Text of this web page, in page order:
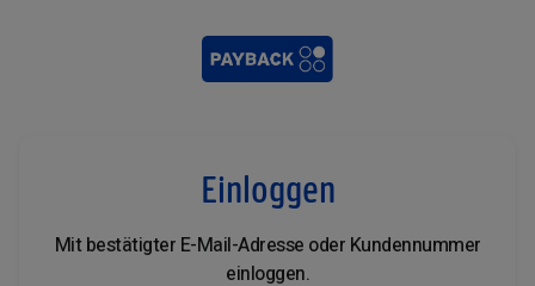
Einloggen
Mit bestätigter E-Mail-Adresse oder Kundennummer
einloggen.